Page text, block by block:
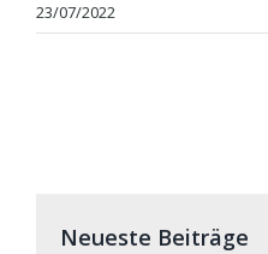
23/07/2022
Neueste Beiträge